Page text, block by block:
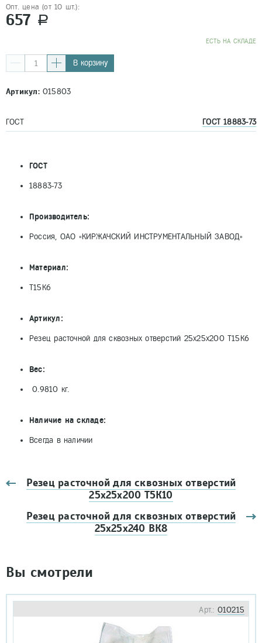
Опт. цена (от 10 шт.):
657 a
EСТЬ НА СКЛАДЕ
В корзину
Артикул:015803
ГОСТ ГОСТ 18883-73
ГОСТ
18883-73
Производитель:
Россия, ОАО «КИРЖАЧСКИЙ ИНСТРУМЕНТАЛЬНЫЙ ЗАВОД»
Материал:
Т15К6
Артикул:
Резец расточной для сквозных отверстий 25х25х200 Т15К6
Вес:
0.9810 кг.
Наличие на складе:
Всегда в наличии
Резец расточной для сквозных отверстий
25х25х200 Т5К10
Резец расточной для сквозных отверстий
25х25х240 ВК8
Вы смотрели
Арт.: 010215